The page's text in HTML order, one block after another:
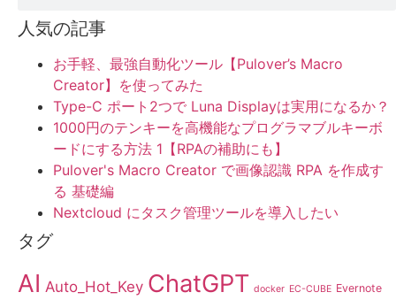
人気の記事
お手軽、最強自動化ツール【Pulover’s Macro
Creator】を使ってみた
Type-C ポート2つで Luna Displayは実用になるか？
1000円のテンキーを高機能なプログラマブルキーボ
ードにする方法 1【RPAの補助にも】
Pulover's Macro Creator で画像認識 RPA を作成す
る 基礎編
Nextcloud にタスク管理ツールを導入したい
タグ
AI Auto_Hot_Key ChatGPT docker EC-CUBE Evernote